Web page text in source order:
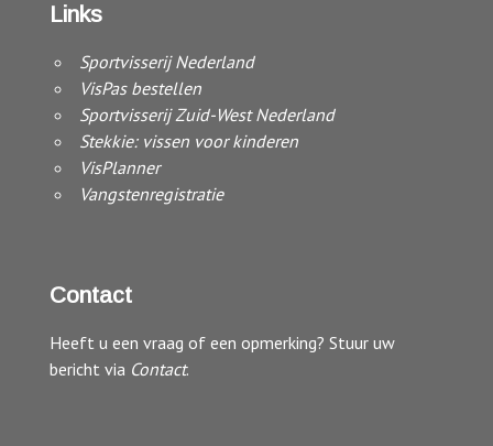
Links
Sportvisserij Nederland
VisPas bestellen
Sportvisserij Zuid-West Nederland
Stekkie: vissen voor kinderen
VisPlanner
Vangstenregistratie
Contact
Heeft u een vraag of een opmerking? Stuur uw
bericht via Contact.